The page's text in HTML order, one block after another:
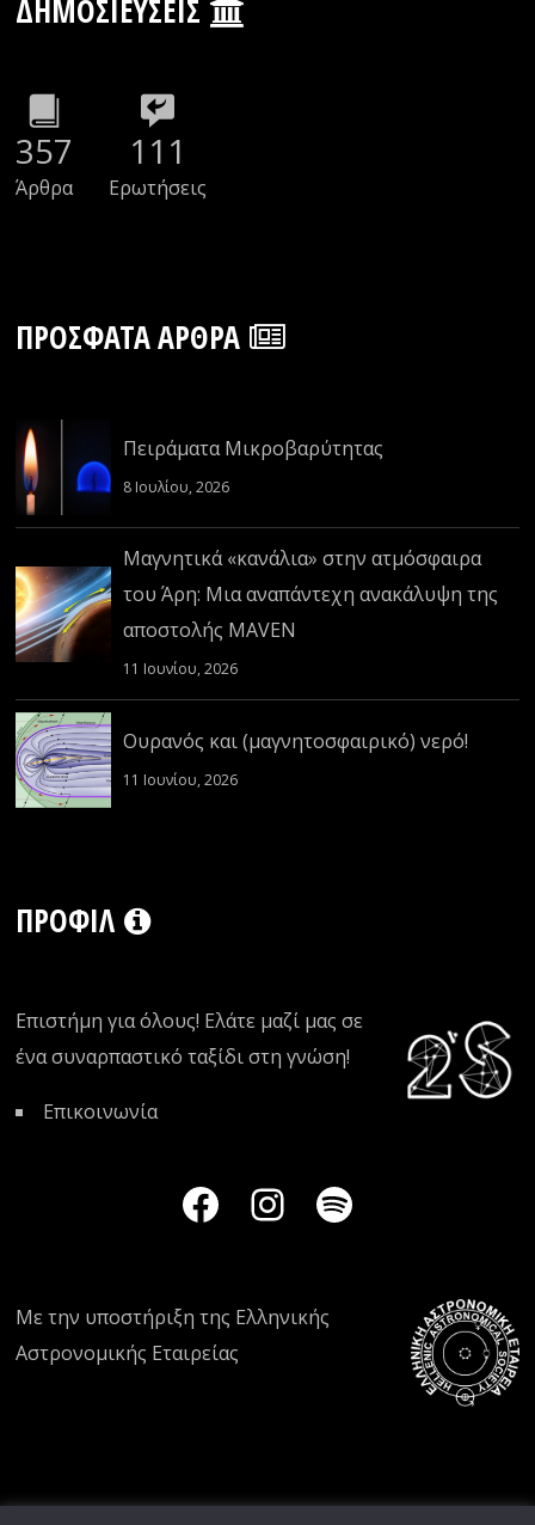
ΔΗΜΟΣΙΕΎΣΕΙΣ
357
Άρθρα
111
Ερωτήσεις
ΠΡΌΣΦΑΤΑ ΆΡΘΡΑ
Πειράματα Μικροβαρύτητας
8 Ιουλίου, 2026
Μαγνητικά «κανάλια» στην ατμόσφαιρα
του Άρη: Μια αναπάντεχη ανακάλυψη της
αποστολής MAVEN
11 Ιουνίου, 2026
Ουρανός και (μαγνητοσφαιρικό) νερό!
11 Ιουνίου, 2026
ΠΡΟΦΊΛ
Επιστήμη για όλους! Ελάτε μαζί μας σε
ένα συναρπαστικό ταξίδι στη γνώση!
Επικοινωνία
Με την υποστήριξη της Ελληνικής
Αστρονομικής Εταιρείας